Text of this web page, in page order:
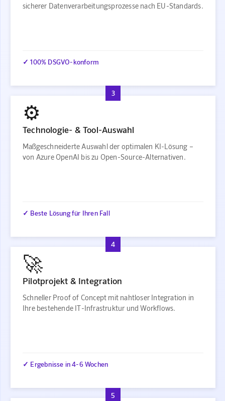
sicherer Datenverarbeitungsprozesse nach EU-Standards.
✓ 100% DSGVO-konform
3
⚙️
Technologie- & Tool-Auswahl
Maßgeschneiderte Auswahl der optimalen KI-Lösung –
von Azure OpenAI bis zu Open-Source-Alternativen.
✓ Beste Lösung für Ihren Fall
4
🚀
Pilotprojekt & Integration
Schneller Proof of Concept mit nahtloser Integration in
Ihre bestehende IT-Infrastruktur und Workflows.
✓ Ergebnisse in 4-6 Wochen
5